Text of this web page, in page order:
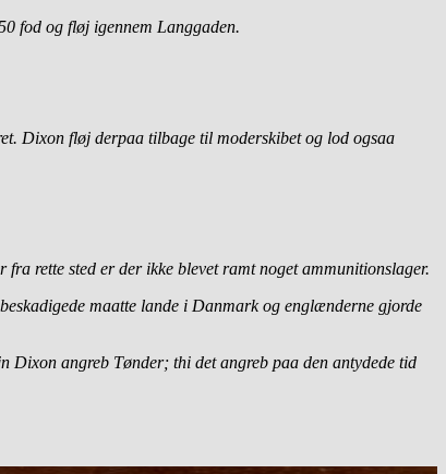
fod og fløj igennem Langgaden.
Dixon fløj derpaa tilbage til moderskibet og lod ogsaa
rette sted er der ikke blevet ramt noget ammunitionslager.
maatte lande i Danmark og englænderne gjorde
Dixon angreb Tønder; thi det angreb paa den antydede tid